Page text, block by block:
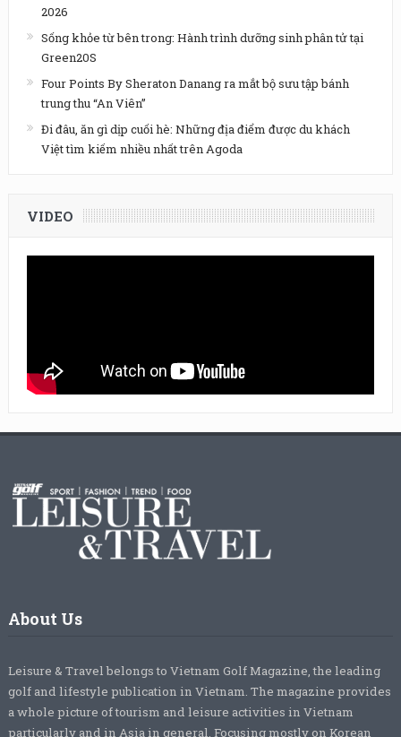
2026
Sống khỏe từ bên trong: Hành trình dưỡng sinh phân tử tại
Green20S
Four Points By Sheraton Danang ra mắt bộ sưu tập bánh
trung thu “An Viên”
Đi đâu, ăn gì dịp cuối hè: Những địa điểm được du khách
Việt tìm kiếm nhiều nhất trên Agoda
VIDEO
About Us
Leisure & Travel belongs to Vietnam Golf Magazine, the leading
golf and lifestyle publication in Vietnam. The magazine provides
a whole picture of tourism and leisure activities in Vietnam
particularly and in Asia in general. Focusing mostly on Korean